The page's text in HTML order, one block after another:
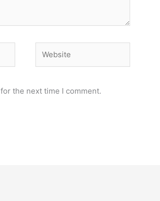
the next time I comment.